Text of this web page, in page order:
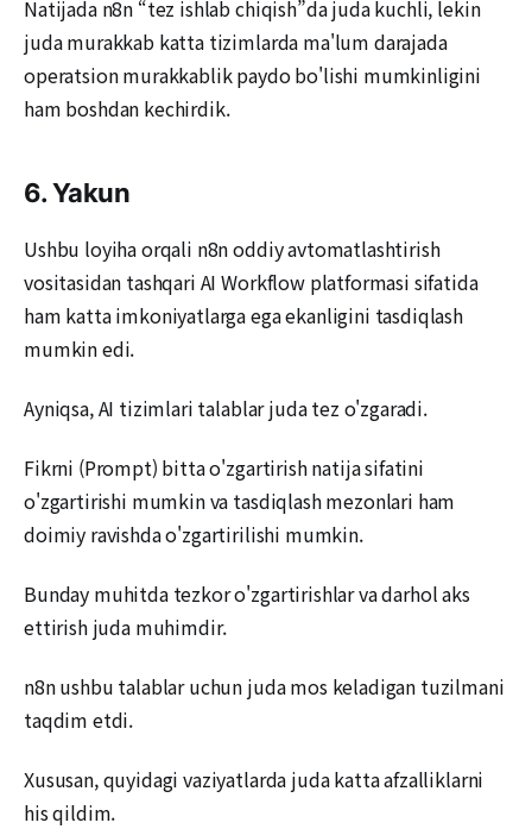
Natijada n8n “tez ishlab chiqish”da juda kuchli, lekin
juda murakkab katta tizimlarda ma'lum darajada
operatsion murakkablik paydo bo'lishi mumkinligini
ham boshdan kechirdik.
6. Yakun
Ushbu loyiha orqali n8n oddiy avtomatlashtirish
vositasidan tashqari AI Workflow platformasi sifatida
ham katta imkoniyatlarga ega ekanligini tasdiqlash
mumkin edi.
Ayniqsa, AI tizimlari talablar juda tez o'zgaradi.
Fikrni (Prompt) bitta o'zgartirish natija sifatini
o'zgartirishi mumkin va tasdiqlash mezonlari ham
doimiy ravishda o'zgartirilishi mumkin.
Bunday muhitda tezkor o'zgartirishlar va darhol aks
ettirish juda muhimdir.
n8n ushbu talablar uchun juda mos keladigan tuzilmani
taqdim etdi.
Xususan, quyidagi vaziyatlarda juda katta afzalliklarni
his qildim.